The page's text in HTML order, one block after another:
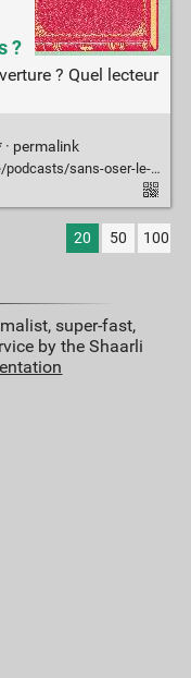
?
? Quel lecteur
permalink
vous-un-livre-d-apres-sa-couverture-9892228
20 50 100
super-fast,
by the Shaarli